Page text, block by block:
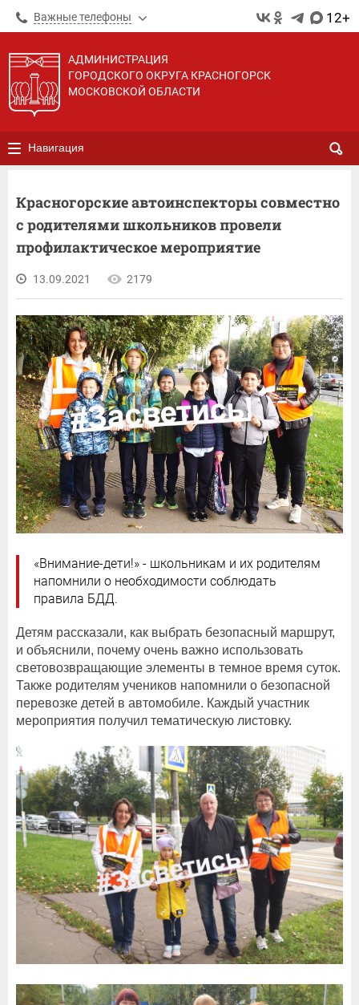
Важные телефоны 12+
АДМИНИСТРАЦИЯ
ГОРОДСКОГО ОКРУГА КРАСНОГОРСК
МОСКОВСКОЙ ОБЛАСТИ
Навигация
Красногорские автоинспекторы совместно
с родителями школьников провели
профилактическое мероприятие
13.09.2021 2179
«Внимание-дети!» - школьникам и их родителям
напомнили о необходимости соблюдать
правила БДД.
Детям рассказали, как выбрать безопасный маршрут,
и объяснили, почему очень важно использовать
световозвращающие элементы в темное время суток.
Также родителям учеников напомнили о безопасной
перевозке детей в автомобиле. Каждый участник
мероприятия получил тематическую листовку.